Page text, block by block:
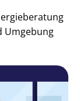
Umgebung